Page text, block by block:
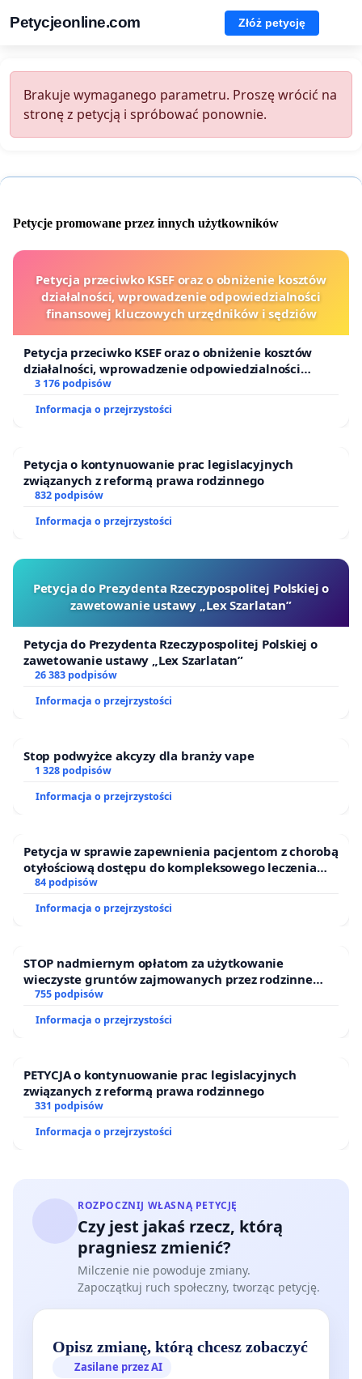
Petycjeonline.com Złóż petycję
Brakuje wymaganego parametru. Proszę wrócić na
stronę z petycją i spróbować ponownie.
Petycje promowane przez innych użytkowników
Petycja przeciwko KSEF oraz o obniżenie kosztów
działalności, wprowadzenie odpowiedzialności
finansowej kluczowych urzędników i sędziów
Petycja przeciwko KSEF oraz o obniżenie kosztów
działalności, wprowadzenie odpowiedzialności
finansowej kluczowych urzędników i sędziów
3 176 podpisów
Informacja o przejrzystości
Petycja o kontynuowanie prac legislacyjnych
związanych z reformą prawa rodzinnego
832 podpisów
Informacja o przejrzystości
Petycja do Prezydenta Rzeczypospolitej Polskiej o
zawetowanie ustawy „Lex Szarlatan”
Petycja do Prezydenta Rzeczypospolitej Polskiej o
zawetowanie ustawy „Lex Szarlatan”
26 383 podpisów
Informacja o przejrzystości
Stop podwyżce akcyzy dla branży vape
1 328 podpisów
Informacja o przejrzystości
Petycja w sprawie zapewnienia pacjentom z chorobą
otyłościową dostępu do kompleksowego leczenia
oraz programów profilaktycznych.
84 podpisów
Informacja o przejrzystości
STOP nadmiernym opłatom za użytkowanie
wieczyste gruntów zajmowanych przez rodzinne
ogrody działkowe.
755 podpisów
Informacja o przejrzystości
PETYCJA o kontynuowanie prac legislacyjnych
związanych z reformą prawa rodzinnego
331 podpisów
Informacja o przejrzystości
ROZPOCZNIJ WŁASNĄ PETYCJĘ
Czy jest jakaś rzecz, którą
pragniesz zmienić?
Milczenie nie powoduje zmiany.
Zapoczątkuj ruch społeczny, tworząc petycję.
Opisz zmianę, którą chcesz zobaczyć
Zasilane przez AI